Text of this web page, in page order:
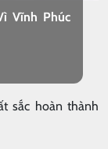
Vĩnh Phúc
sắc hoàn thành